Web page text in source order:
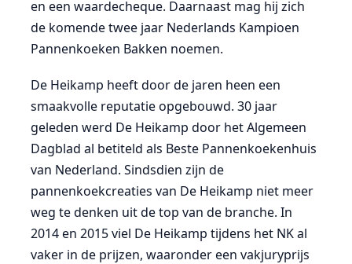
en een waardecheque. Daarnaast mag hij zich
de komende twee jaar Nederlands Kampioen
Pannenkoeken Bakken noemen.
De Heikamp heeft door de jaren heen een
smaakvolle reputatie opgebouwd. 30 jaar
geleden werd De Heikamp door het Algemeen
Dagblad al betiteld als Beste Pannenkoekenhuis
van Nederland. Sindsdien zijn de
pannenkoekcreaties van De Heikamp niet meer
weg te denken uit de top van de branche. In
2014 en 2015 viel De Heikamp tijdens het NK al
vaker in de prijzen, waaronder een vakjuryprijs